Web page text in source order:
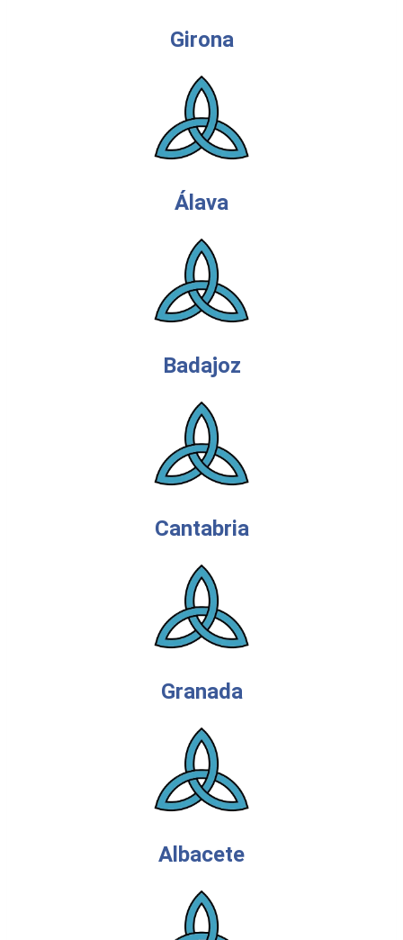
Girona
Álava
Badajoz
Cantabria
Granada
Albacete